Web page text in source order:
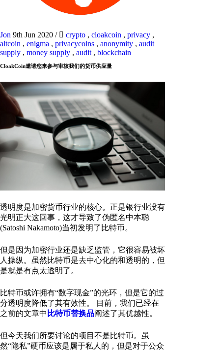
Jon 9th Jun 2020 / crypto , cloakcoin , privacy ,
altcoin , enigma , privacycoins , anonymity , audit
supply , money supply , audit , blockchain
CloakCoin邀请您来参与审核我们的货币供应量
透明度是加密货币行业的核心。正是银行业没有
光明正大这回事，这才导致了伪匿名中本聪
(Satoshi Nakamoto)当初发明了比特币。
但是因为加密行业还是缺乏监管，它很容易被坏
人操纵。虽然比特币是去中心化的和透明的，但
是就是有点太透明了。
比特币或许拥有“数字现金”的光环，但是它的过
分透明度降低了其有效性。 目前，我们已经在
之前的文章中 比特币替换品阐述了其优越性。
但今天我们所要讨论的项目不是比特币。虽
然“隐私”硬币应该是属于私人的，但是对于公众